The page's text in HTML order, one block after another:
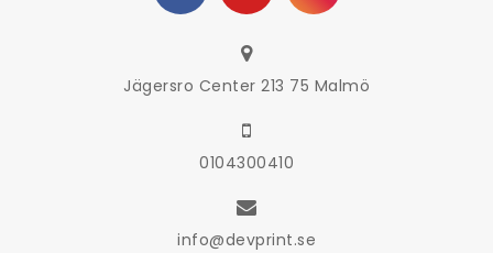
Jägersro Center 213 75 Malmö
0104300410
info@devprint.se